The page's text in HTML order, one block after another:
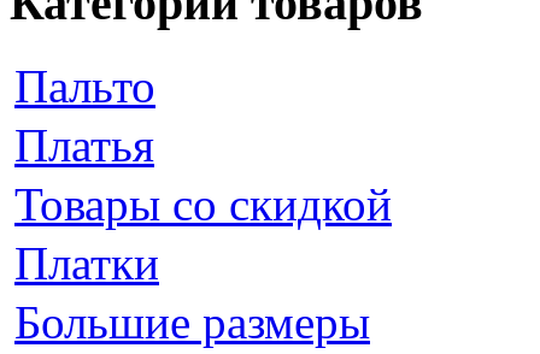
Пальто
Платья
Товары со скидкой
Платки
Большие размеры